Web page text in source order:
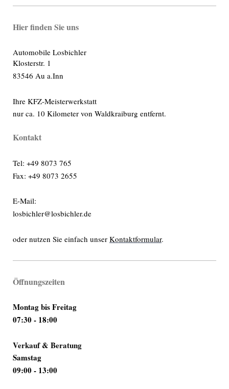
Hier finden Sie uns
Automobile Losbichler
Klosterstr. 1
83546 Au a.Inn
Ihre KFZ-Meisterwerkstatt
nur ca. 10 Kilometer von Waldkraiburg entfernt.
Kontakt
Tel: +49 8073 765
Fax: +49 8073 2655
E-Mail:
losbichler@losbichler.de
oder nutzen Sie einfach unser Kontaktformular.
Öffnungszeiten
Montag bis Freitag
07:30 - 18:00
Verkauf & Beratung
Samstag
09:00 - 13:00